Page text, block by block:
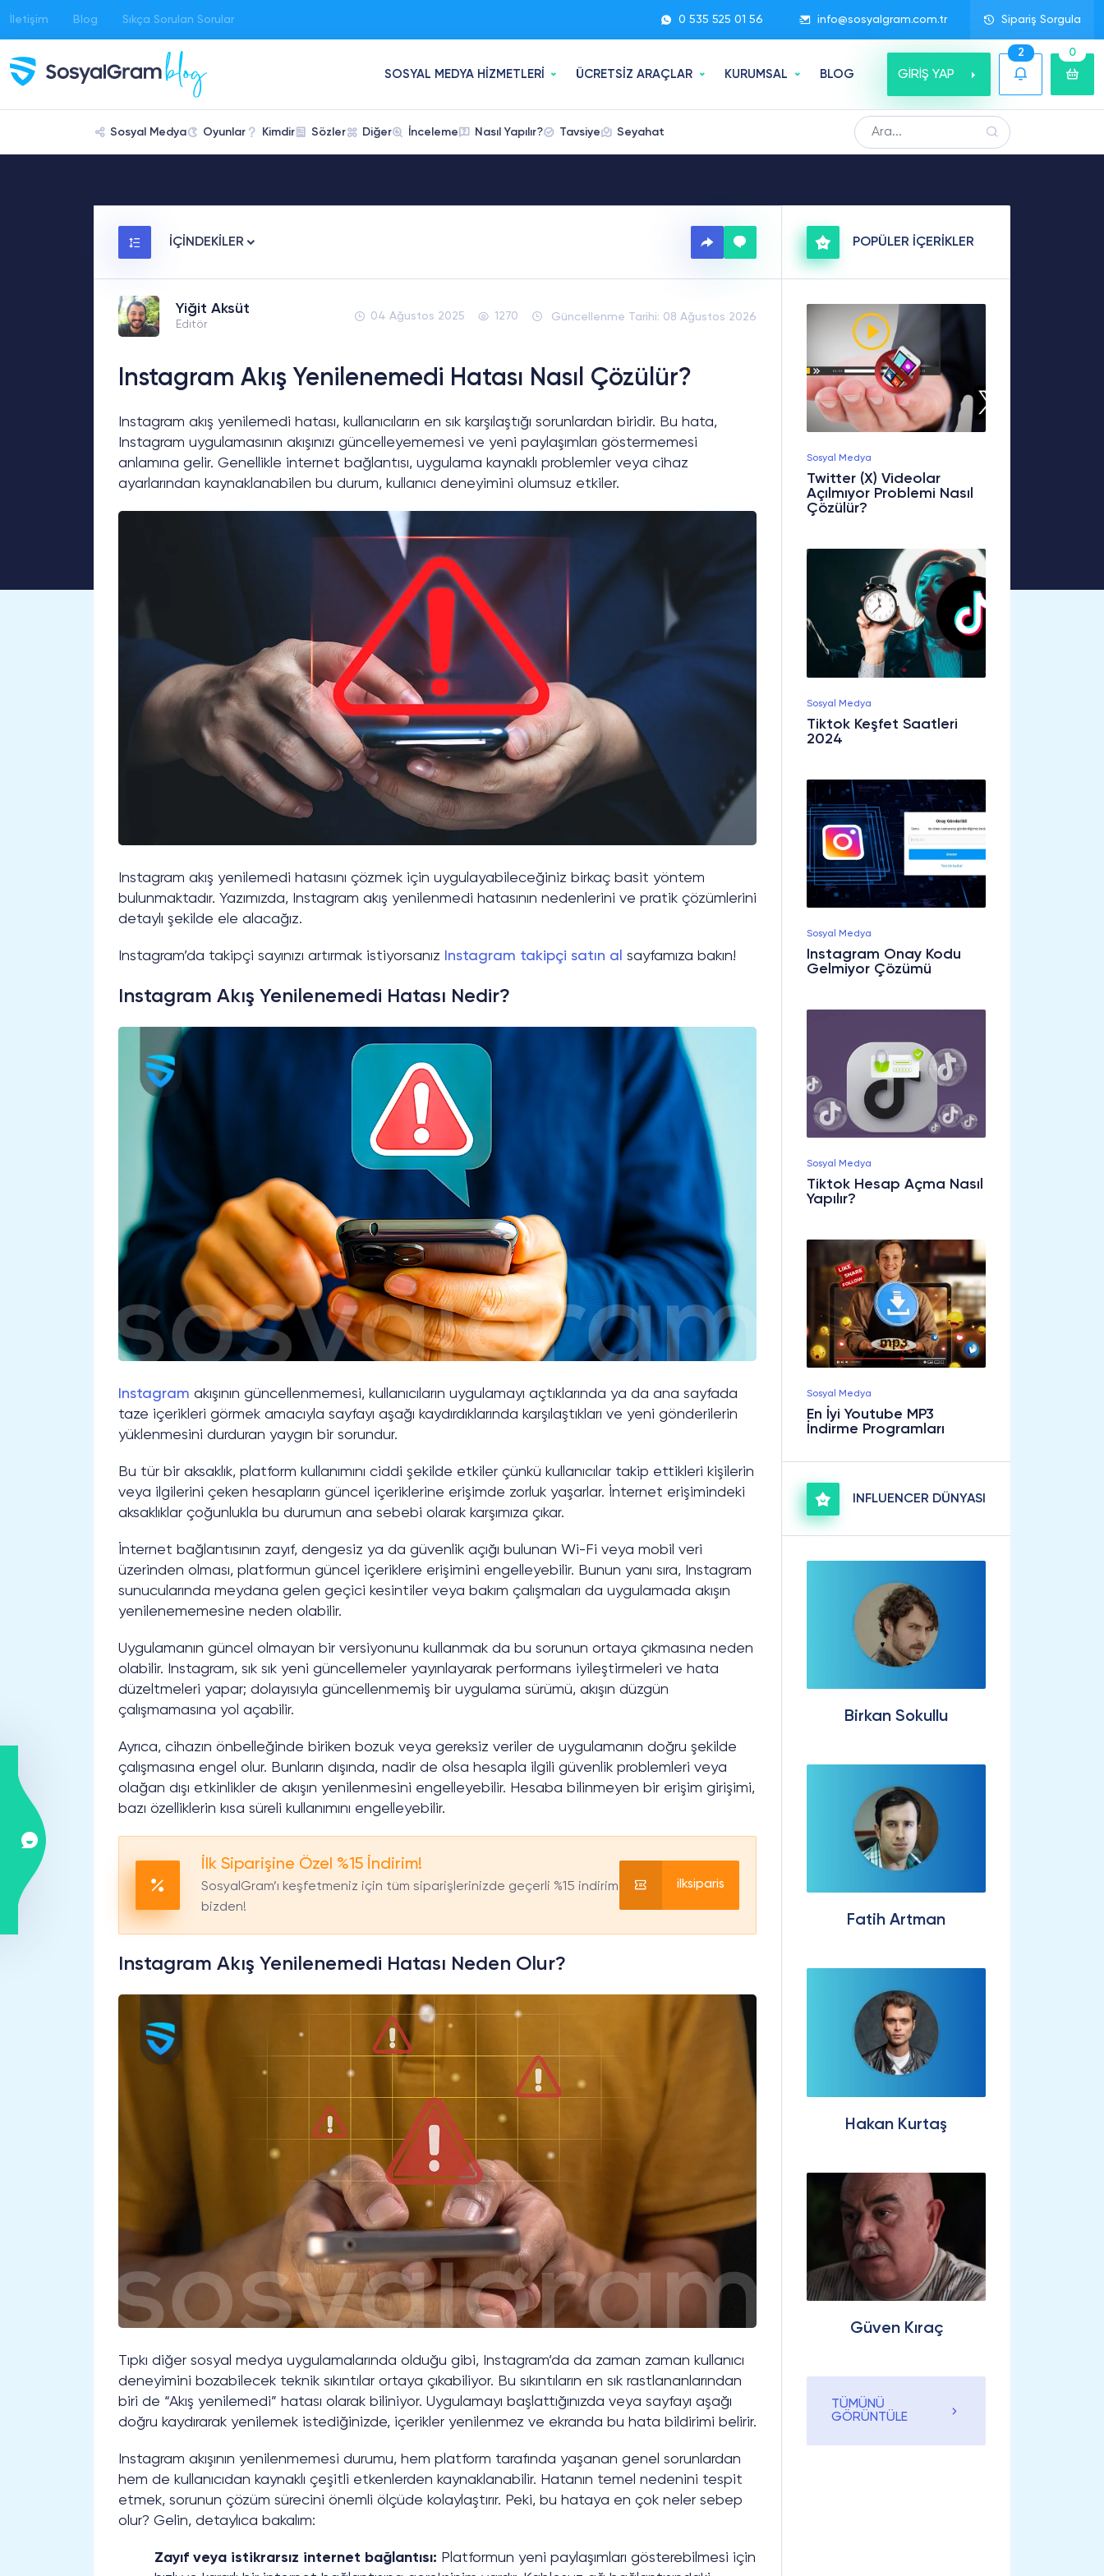
İletişim Blog Sıkça Sorulan Sorular 0 535 525 01 56 info@sosyalgram.com.tr Sipariş Sorgula
SOSYAL MEDYA HİZMETLERİ ÜCRETSİZ ARAÇLAR KURUMSAL BLOG GİRİŞ YAP
2 0
Sosyal Medya Oyunlar Kimdir Sözler Diğer İnceleme Nasıl Yapılır? Tavsiye Seyahat
İÇİNDEKİLER
Yiğit Aksüt
Editör
04 Ağustos 2025 1270 Güncellenme Tarihi: 08 Ağustos 2026
Instagram Akış Yenilenemedi Hatası Nasıl Çözülür?
Instagram akış yenilemedi hatası, kullanıcıların en sık karşılaştığı sorunlardan biridir. Bu hata,
Instagram uygulamasının akışınızı güncelleyememesi ve yeni paylaşımları göstermemesi
anlamına gelir. Genellikle internet bağlantısı, uygulama kaynaklı problemler veya cihaz
ayarlarından kaynaklanabilen bu durum, kullanıcı deneyimini olumsuz etkiler.
Instagram akış yenilemedi hatasını çözmek için uygulayabileceğiniz birkaç basit yöntem
bulunmaktadır. Yazımızda, Instagram akış yenilenmedi hatasının nedenlerini ve pratik çözümlerini
detaylı şekilde ele alacağız.
Instagram’da takipçi sayınızı artırmak istiyorsanız Instagram takipçi satın al sayfamıza bakın!
Instagram Akış Yenilenemedi Hatası Nedir?
Instagram akışının güncellenmemesi, kullanıcıların uygulamayı açtıklarında ya da ana sayfada
taze içerikleri görmek amacıyla sayfayı aşağı kaydırdıklarında karşılaştıkları ve yeni gönderilerin
yüklenmesini durduran yaygın bir sorundur.
Bu tür bir aksaklık, platform kullanımını ciddi şekilde etkiler çünkü kullanıcılar takip ettikleri kişilerin
veya ilgilerini çeken hesapların güncel içeriklerine erişimde zorluk yaşarlar. İnternet erişimindeki
aksaklıklar çoğunlukla bu durumun ana sebebi olarak karşımıza çıkar.
İnternet bağlantısının zayıf, dengesiz ya da güvenlik açığı bulunan Wi-Fi veya mobil veri
üzerinden olması, platformun güncel içeriklere erişimini engelleyebilir. Bunun yanı sıra, Instagram
sunucularında meydana gelen geçici kesintiler veya bakım çalışmaları da uygulamada akışın
yenilenememesine neden olabilir.
Uygulamanın güncel olmayan bir versiyonunu kullanmak da bu sorunun ortaya çıkmasına neden
olabilir. Instagram, sık sık yeni güncellemeler yayınlayarak performans iyileştirmeleri ve hata
düzeltmeleri yapar; dolayısıyla güncellenmemiş bir uygulama sürümü, akışın düzgün
çalışmamasına yol açabilir.
Ayrıca, cihazın önbelleğinde biriken bozuk veya gereksiz veriler de uygulamanın doğru şekilde
çalışmasına engel olur. Bunların dışında, nadir de olsa hesapla ilgili güvenlik problemleri veya
olağan dışı etkinlikler de akışın yenilenmesini engelleyebilir. Hesaba bilinmeyen bir erişim girişimi,
bazı özelliklerin kısa süreli kullanımını engelleyebilir.
İlk Siparişine Özel %15 İndirim!
SosyalGram’ı keşfetmeniz için tüm siparişlerinizde geçerli %15 indirim
bizden!
ilksiparis
Instagram Akış Yenilenemedi Hatası Neden Olur?
Tıpkı diğer sosyal medya uygulamalarında olduğu gibi, Instagram’da da zaman zaman kullanıcı
deneyimini bozabilecek teknik sıkıntılar ortaya çıkabiliyor. Bu sıkıntıların en sık rastlananlarından
biri de “Akış yenilemedi” hatası olarak biliniyor. Uygulamayı başlattığınızda veya sayfayı aşağı
doğru kaydırarak yenilemek istediğinizde, içerikler yenilenmez ve ekranda bu hata bildirimi belirir.
Instagram akışının yenilenmemesi durumu, hem platform tarafında yaşanan genel sorunlardan
hem de kullanıcıdan kaynaklı çeşitli etkenlerden kaynaklanabilir. Hatanın temel nedenini tespit
etmek, sorunun çözüm sürecini önemli ölçüde kolaylaştırır. Peki, bu hataya en çok neler sebep
olur? Gelin, detaylıca bakalım:
Zayıf veya istikrarsız internet bağlantısı: Platformun yeni paylaşımları gösterebilmesi için
POPÜLER İÇERİKLER
Sosyal Medya
Twitter (X) Videolar
Açılmıyor Problemi Nasıl
Çözülür?
Sosyal Medya
Tiktok Keşfet Saatleri
2024
Sosyal Medya
Instagram Onay Kodu
Gelmiyor Çözümü
Sosyal Medya
Tiktok Hesap Açma Nasıl
Yapılır?
Sosyal Medya
En İyi Youtube MP3
İndirme Programları
INFLUENCER DÜNYASI
Birkan Sokullu
Fatih Artman
Hakan Kurtaş
Güven Kıraç
TÜMÜNÜ
GÖRÜNTÜLE